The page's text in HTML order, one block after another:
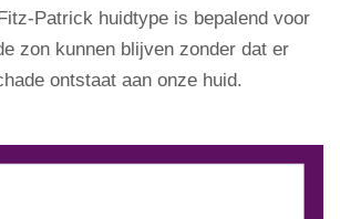
Patrick huidtype is bepalend voor
zon kunnen blijven zonder dat er
ontstaat aan onze huid.